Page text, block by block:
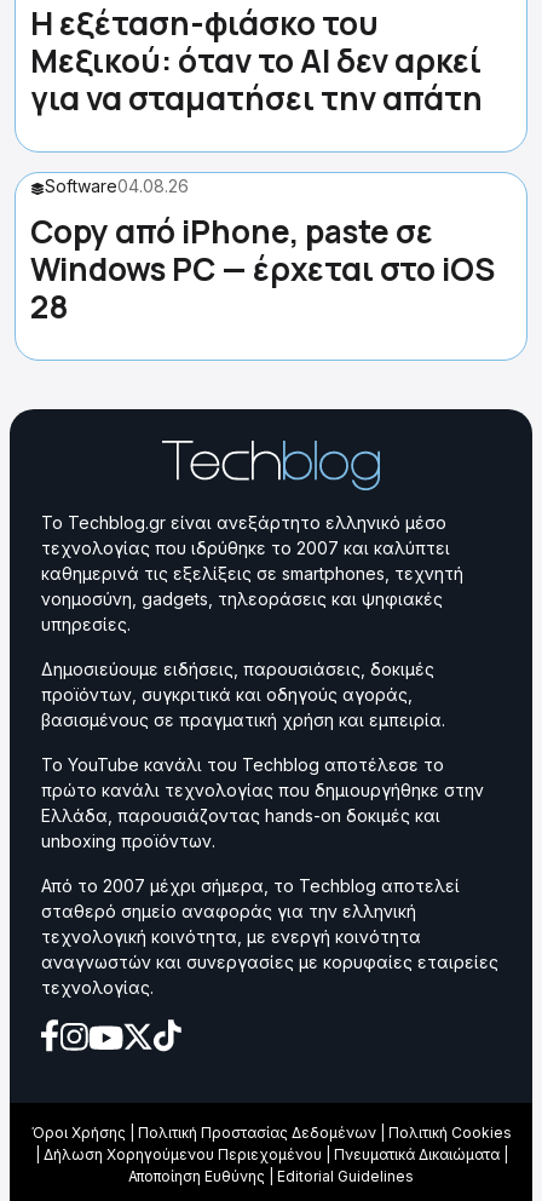
Η εξέταση-φιάσκο του
Μεξικού: όταν το AI δεν αρκεί
για να σταματήσει την απάτη
Software04.08.26
Copy από iPhone, paste σε
Windows PC — έρχεται στο iOS
28
Το Techblog.gr είναι ανεξάρτητο ελληνικό μέσο
τεχνολογίας που ιδρύθηκε το 2007 και καλύπτει
καθημερινά τις εξελίξεις σε smartphones, τεχνητή
νοημοσύνη, gadgets, τηλεοράσεις και ψηφιακές
υπηρεσίες.
Δημοσιεύουμε ειδήσεις, παρουσιάσεις, δοκιμές
προϊόντων, συγκριτικά και οδηγούς αγοράς,
βασισμένους σε πραγματική χρήση και εμπειρία.
Το YouTube κανάλι του Techblog αποτέλεσε το
πρώτο κανάλι τεχνολογίας που δημιουργήθηκε στην
Ελλάδα, παρουσιάζοντας hands-on δοκιμές και
unboxing προϊόντων.
Από το 2007 μέχρι σήμερα, το Techblog αποτελεί
σταθερό σημείο αναφοράς για την ελληνική
τεχνολογική κοινότητα, με ενεργή κοινότητα
αναγνωστών και συνεργασίες με κορυφαίες εταιρείες
τεχνολογίας.
Όροι Χρήσης Πολιτική Προστασίας Δεδομένων| Πολιτική Cookies
Δήλωση Χορηγούμενου Περιεχομένου Πνευματικά Δικαιώματα|
Αποποίηση Ευθύνης
Editorial Guidelines